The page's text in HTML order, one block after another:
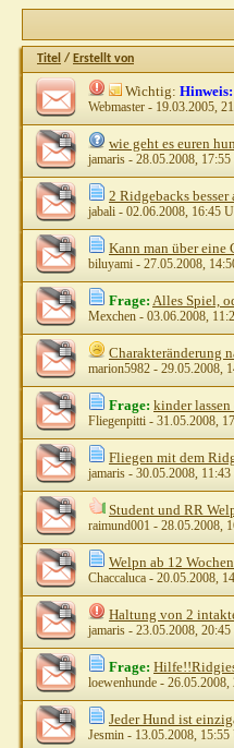
Titel / Erstellt von
Wichtig: Hinweis:
Webmaster - 19.03.2005,
wie geht es euren
jamaris - 28.05.2008,
2 Ridgebacks besser
jabali - 02.06.2008, 16:45
Kann man über eine
biluyami - 27.05.2008,
Frage: Alles Spiel,
Mexchen - 03.06.2008,
Charakteränderung
marion5982 - 29.05.2008,
Frage: kinder
Fliegenpitti - 31.05.2008,
Fliegen mit dem
jamaris - 30.05.2008,
Student und RR
raimund001 - 28.05.2008,
Welpn ab 12
Chaccaluca - 20.05.2008,
Haltung von 2
jamaris - 23.05.2008,
Frage:
loewenhunde - 26.05.2008,
Jeder Hund ist
Jesmin - 13.05.2008, 15:55